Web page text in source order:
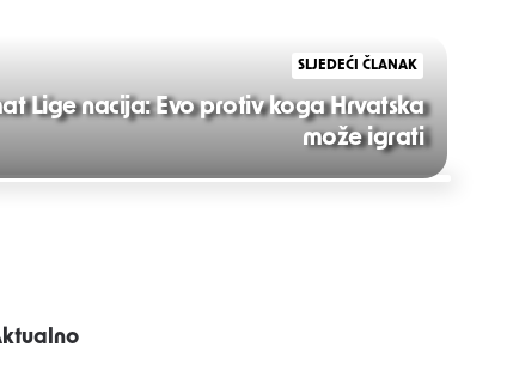
SLJEDEĆI ČLANAK
Lige nacija: Evo protiv koga Hrvatska
može igrati